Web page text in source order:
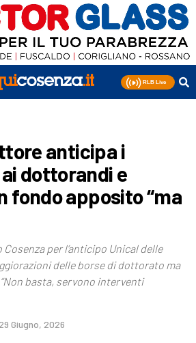
anticipa i
dottorandi e
fondo apposito “ma
per l’anticipo Unical delle
delle borse di dottorato ma
basta, servono interventi
Giugno, 2026